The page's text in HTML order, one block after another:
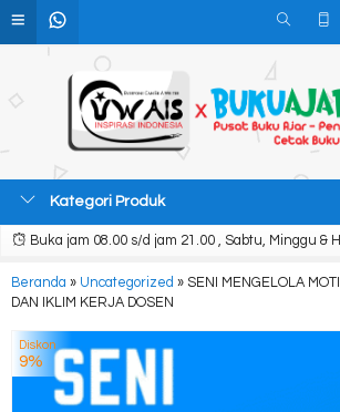
Kategori Produk
Buka jam 08.00 s/d jam 21.00 , Sabtu, Minggu &
Beranda » Uncategorized » SENI MENGELOLA
DAN IKLIM KERJA DOSEN
Diskon
9%